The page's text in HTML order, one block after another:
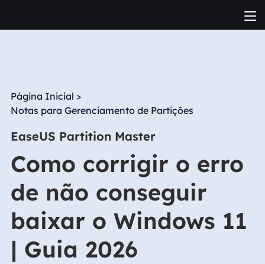
Página Inicial >
Notas para Gerenciamento de Partições
EaseUS Partition Master
Como corrigir o erro
de não conseguir
baixar o Windows 11
| Guia 2026